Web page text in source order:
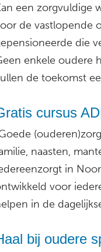
een zorgvuldige
de vastlopende
die
enkele oudere
de toekomst
cursus
naasten,
in
voor
in de
bij oudere